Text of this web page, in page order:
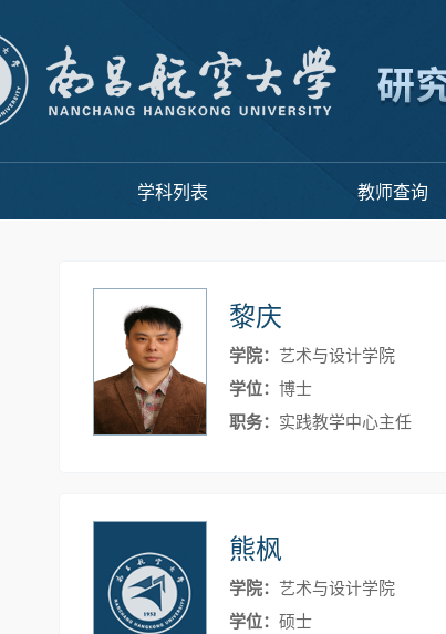
学科列表 教师查询
黎庆
学院： 艺术与设计学院
学位： 博士
职务： 实践教学中心主任
熊枫
学院： 艺术与设计学院
学位： 硕士